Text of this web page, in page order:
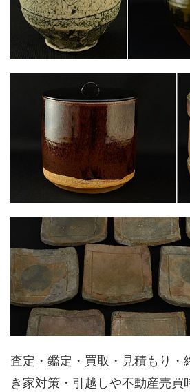
査定・鑑定・買取・見積もり・
き家対策・引越しや不動産売買